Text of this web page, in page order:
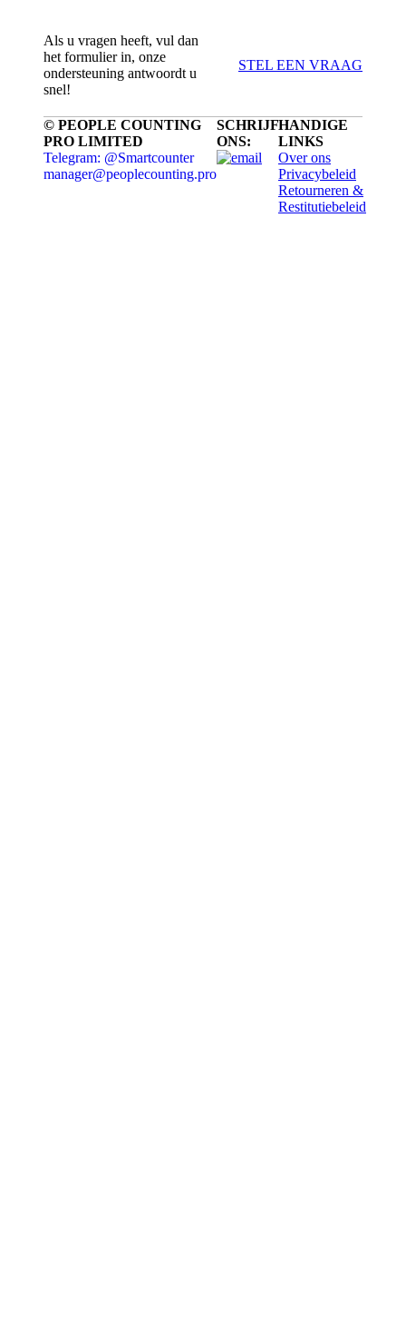
Als u vragen heeft, vul dan
het formulier in, onze
ondersteuning antwoordt u
snel!
STEL EEN VRAAG
© PEOPLE COUNTING
PRO LIMITED
Telegram: @Smartcounter
manager@peoplecounting.pro
SCHRIJF
ONS:
HANDIGE
LINKS
Over ons
Privacybeleid
Retourneren &
Restitutiebeleid